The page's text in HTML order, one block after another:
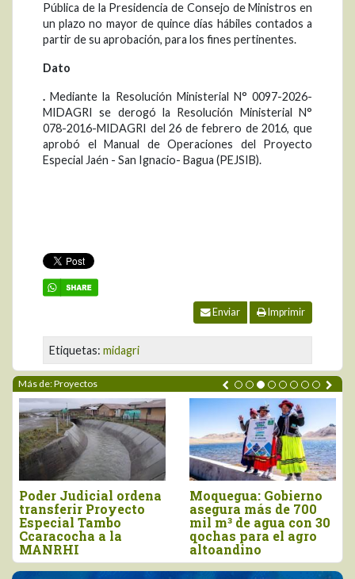
Pública de la Presidencia de Consejo de Ministros en
un plazo no mayor de quince días hábiles contados a
partir de su aprobación, para los fines pertinentes.
Dato
. Mediante la Resolución Ministerial N° 0097-2026-
MIDAGRI se derogó la Resolución Ministerial N°
078-2016-MIDAGRI del 26 de febrero de 2016, que
aprobó el Manual de Operaciones del Proyecto
Especial Jaén - San Ignacio- Bagua (PEJSIB).
Enviar Imprimir
Etiquetas: midagri
Más de: Proyectos
Poder Judicial ordena
transferir Proyecto
Especial Tambo
Ccaracocha a la
MANRHI
Moquegua: Gobierno
asegura más de 700
mil m³ de agua con 30
qochas para el agro
altoandino